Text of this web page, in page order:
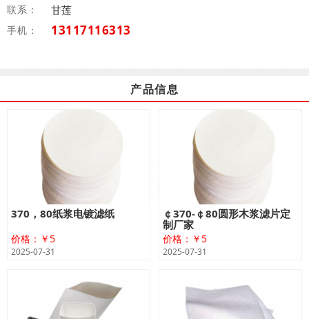
联系： 甘莲
手机： 13117116313
产品信息
370，80纸浆电镀滤纸
价格：￥5
2025-07-31
￠370-￠80圆形木浆滤片定
制厂家
价格：￥5
2025-07-31